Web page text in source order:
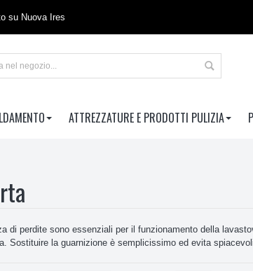
su Nuova Ires
ATTREZZATURE E PRODOTTI PULIZIA
di perdite sono essenziali per il funzionamento della
Sostituire la guarnizione è semplicissimo ed evita